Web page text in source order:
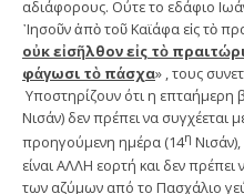
αδιάφορους. Ούτε το εδάφιο
᾿Ιησοῦν ἀπὸ τοῦ Καϊάφα εἰς τὸ
οὐκ εἰσῆλθον εἰς τὸ
φάγωσι τὸ πάσχα» , τους
Υποστηρίζουν ότι η
Νισάν) δεν πρέπει να
προηγούμενη ημέρα (14η
είναι ΑΛΛΗ εορτή και δεν
των αζύμων από το Πασχάλιο